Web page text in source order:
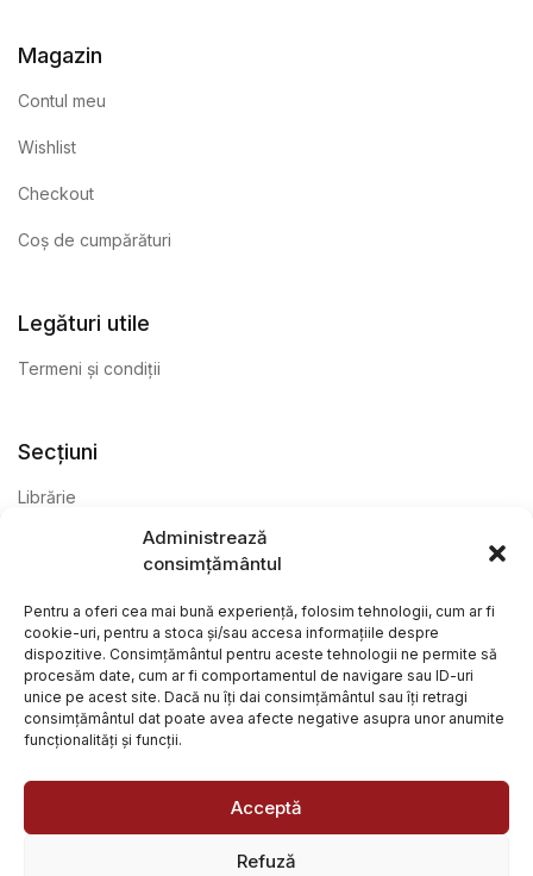
Administrează
consimțământul
Pentru a oferi cea mai bună experiență, folosim tehnologii, cum ar fi
cookie-uri, pentru a stoca și/sau accesa informațiile despre
dispozitive. Consimțământul pentru aceste tehnologii ne permite să
procesăm date, cum ar fi comportamentul de navigare sau ID-uri
unice pe acest site. Dacă nu îți dai consimțământul sau îți retragi
consimțământul dat poate avea afecte negative asupra unor anumite
funcționalități și funcții.
Acceptă
Refuză
Magazin
Contul meu
Wishlist
Checkout
Coș de cumpărături
Legături utile
Termeni și condiții
Secțiuni
Librărie
@ Librăria Arcana. Toate drepturile rezervate. Site creat de